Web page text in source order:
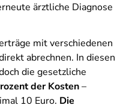
ärztliche Diagnose
mit verschiedenen
abrechnen. In diesen
die gesetzliche
der Kosten–
10 Euro. Die